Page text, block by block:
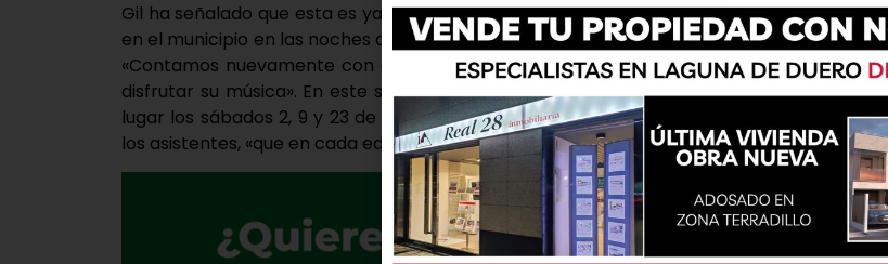
Gil ha señalado que esta es ya la diecinueve edición de un evento «que se ha consolidado
en el municipio en las noches de verano y es ya parte de nuestras actividades culturales».
«Contamos nuevamente con grupos e intérpretes de primer nivel que nos van a hacer
disfrutar su música». En este sentido la edil ha apuntado que los conciertos van a tener
lugar los sábados 2, 9 y 23 de agosto a las 22:00 horas, con entrada gratuita para todos
los asistentes, «que en cada edición son más».